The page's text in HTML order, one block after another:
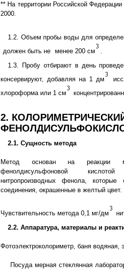
** На территории Российской
2000.
1.2. Объем пробы воды для
должен быть не менее 200 см
.
1.3. Пробу отбирают в день
консервируют, добавляя на 1 дм
хлороформа или 1 см
2.
2.1. Сущность метода
Метод основан на реакции
фенолдисульфоновой
нитропроизводных фенола,
соединения, окрашенные в желтый цвет.
Чувствительность метода 0,1 мг/дм
2.2. Аппаратура, материалы и
Фотоэлектроколориметр, баня водяная,
Посуда мерная стеклянная